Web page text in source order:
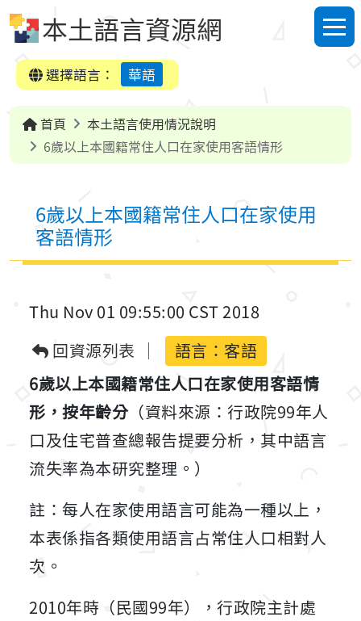
本土語言資源網
選單
選擇語言：
華語
首頁
本土語言使用情況說明
6歲以上本國籍常住人口在家使用客語情形
6歲以上本國籍常住人口在家使用
客語情形
Thu Nov 01 09:55:00 CST 2018
回資源列表
語言：客語
6歲以上本國籍常住人口在家使用客語情
形，按年齡分（資料來源：行政院99年人
口及住宅普查總報告提要分析，其中語言
流失率為本研究整理。）
註：每人在家使用語言可能為一種以上，
本表係指各類使用語言占常住人口相對人
次。
2010年時（民國99年），行政院主計處